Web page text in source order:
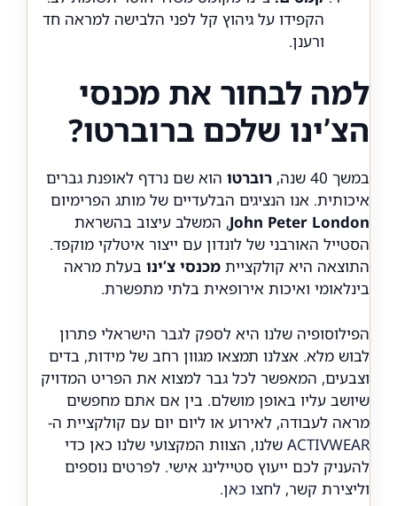
הקפידו על גיהוץ קל לפני הלבישה למראה חד
ורענן.
למה לבחור את מכנסי
הצ’ינו שלכם ברוברטו?
במשך 40 שנה, רוברטו הוא שם נרדף לאופנת גברים
איכותית. אנו הנציגים הבלעדיים של מותג הפרימיום
John Peter London, המשלב עיצוב בהשראת
הסטייל האורבני של לונדון עם ייצור איטלקי מוקפד.
התוצאה היא קולקציית מכנסי צ’ינו בעלת מראה
בינלאומי ואיכות אירופאית בלתי מתפשרת.
הפילוסופיה שלנו היא לספק לגבר הישראלי פתרון
לבוש מלא. אצלנו תמצאו מגוון רחב של מידות, בדים
וצבעים, המאפשר לכל גבר למצוא את הפריט המדויק
שיושב עליו באופן מושלם. בין אם אתם מחפשים
מראה לעבודה, לאירוע או ליום יום עם קולקציית ה-
ACTIVWEAR שלנו, הצוות המקצועי שלנו כאן כדי
להעניק לכם ייעוץ סטיילינג אישי. לפרטים נוספים
וליצירת קשר, לחצו כאן.